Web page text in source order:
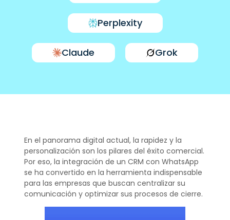
Perplexity
Claude Grok
En el panorama digital actual, la rapidez y la
personalización son los pilares del éxito comercial.
Por eso, la integración de un CRM con WhatsApp
se ha convertido en la herramienta indispensable
para las empresas que buscan centralizar su
comunicación y optimizar sus procesos de cierre.